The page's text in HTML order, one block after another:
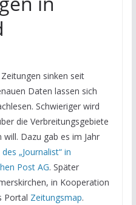
sinken seit
Daten lassen sich
Schwieriger wird
die Verbreitungsgebiete
Dazu gab es im Jahr
„Journalist“ in
Post AG. Später
in Kooperation
Portal Zeitungsmap.